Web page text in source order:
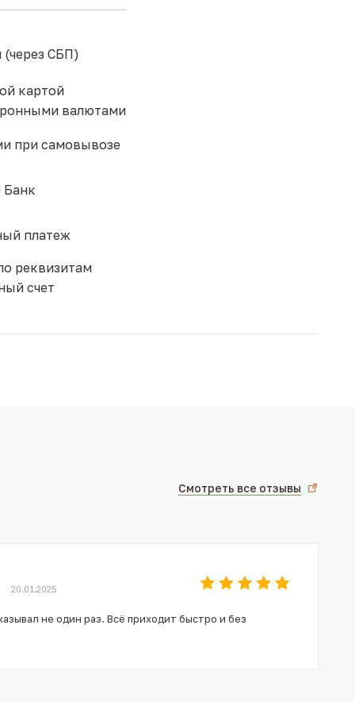
СБП)
картой
валютами
при самовывозе
Банк
платеж
реквизитам
счет
Смотреть все отзывы
20.01.2025
не один раз. Всё приходит быстро и без